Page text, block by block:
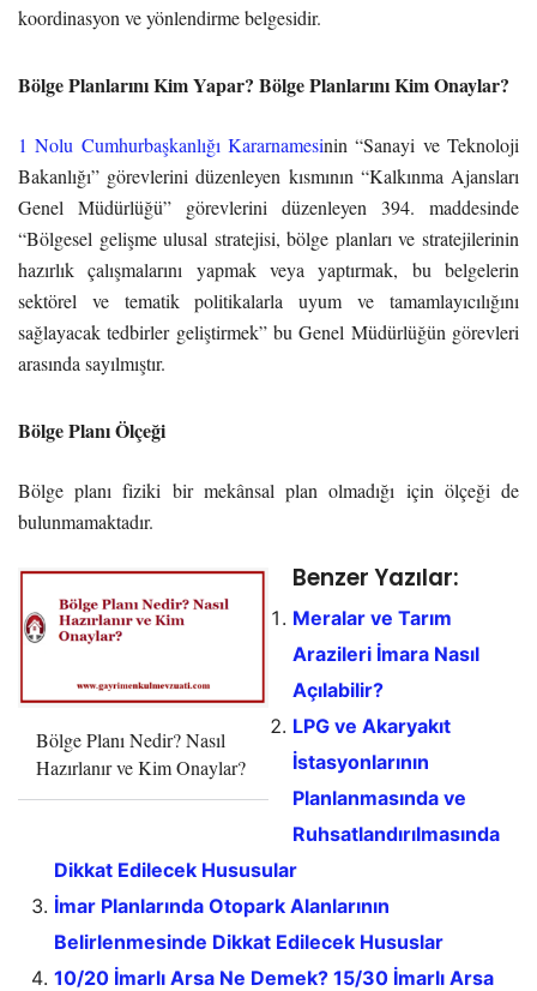
koordinasyon ve yönlendirme belgesidir.
Bölge Planlarını Kim Yapar? Bölge Planlarını Kim Onaylar?
1 Nolu Cumhurbaşkanlığı Kararnamesinin “Sanayi ve Teknoloji
Bakanlığı” görevlerini düzenleyen kısmının “Kalkınma Ajansları
Genel Müdürlüğü” görevlerini düzenleyen 394. maddesinde
“Bölgesel gelişme ulusal stratejisi, bölge planları ve stratejilerinin
hazırlık çalışmalarını yapmak veya yaptırmak, bu belgelerin
sektörel ve tematik politikalarla uyum ve tamamlayıcılığını
sağlayacak tedbirler geliştirmek” bu Genel Müdürlüğün görevleri
arasında sayılmıştır.
Bölge Planı Ölçeği
Bölge planı fiziki bir mekânsal plan olmadığı için ölçeği de
bulunmamaktadır.
Bölge Planı Nedir? Nasıl
Hazırlanır ve Kim Onaylar?
Benzer Yazılar:
Meralar ve Tarım
Arazileri İmara Nasıl
Açılabilir?
LPG ve Akaryakıt
İstasyonlarının
Planlanmasında ve
Ruhsatlandırılmasında
Dikkat Edilecek Hususular
İmar Planlarında Otopark Alanlarının
Belirlenmesinde Dikkat Edilecek Hususlar
10/20 İmarlı Arsa Ne Demek? 15/30 İmarlı Arsa